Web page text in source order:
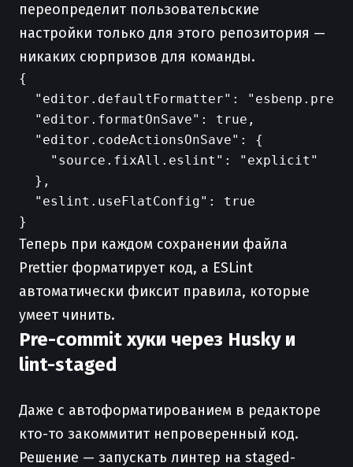
переопределит пользовательские
настройки только для этого репозитория —
никаких сюрпризов для команды.
{
"editor.defaultFormatter":
  "editor.formatOnSave": true,
  "editor.codeActionsOnSave": {
    "source.fixAll.eslint": "explicit"
  },
  "eslint.useFlatConfig": true
Теперь при каждом сохранении файла
Prettier форматирует код, а ESLint
автоматически фиксит правила, которые
умеет чинить.
Pre-commit хуки через Husky и
lint-staged
Даже с автоформатированием в редакторе
кто-то закоммитит непроверенный код.
Решение — запускать линтер на staged-